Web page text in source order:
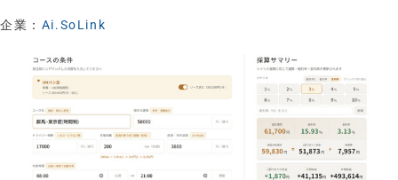
企業： Ai.SoLink